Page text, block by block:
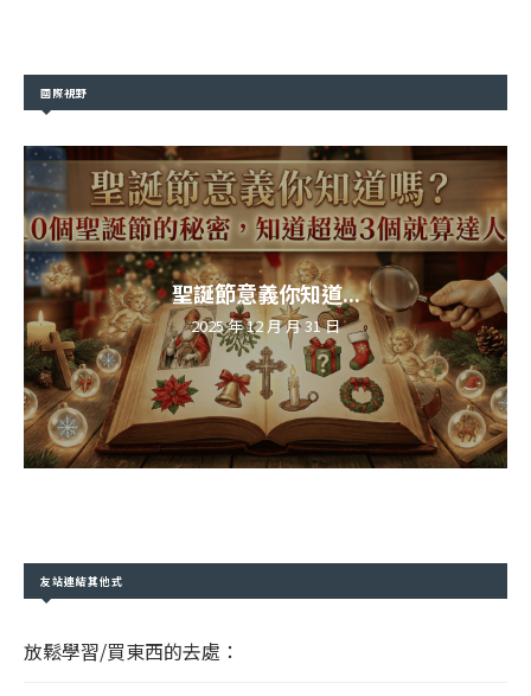
國際視野
聖誕節意義你知道...
2025 年 12 月 月 31 日
友站連結其他式
放鬆學習/買東西的去處：